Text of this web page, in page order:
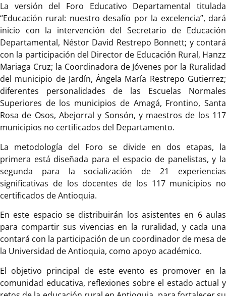
La versión del Foro Educativo Departamental titulada
“Educación rural: nuestro desafío por la excelencia”, dará
inicio con la intervención del Secretario de Educación
Departamental, Néstor David Restrepo Bonnett; y contará
con la participación del Director de Educación Rural, Hanzz
Mariaga Cruz; la Coordinadora de Jóvenes por la Ruralidad
del municipio de Jardín, Ángela María Restrepo Gutierrez;
diferentes personalidades de las Escuelas Normales
Superiores de los municipios de Amagá, Frontino, Santa
Rosa de Osos, Abejorral y Sonsón, y maestros de los 117
municipios no certificados del Departamento.
La metodología del Foro se divide en dos etapas, la
primera está diseñada para el espacio de panelistas, y la
segunda para la socialización de 21 experiencias
significativas de los docentes de los 117 municipios no
certificados de Antioquia.
En este espacio se distribuirán los asistentes en 6 aulas
para compartir sus vivencias en la ruralidad, y cada una
contará con la participación de un coordinador de mesa de
la Universidad de Antioquia, como apoyo académico.
El objetivo principal de este evento es promover en la
comunidad educativa, reflexiones sobre el estado actual y